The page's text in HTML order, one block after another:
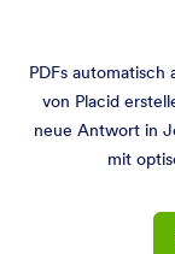
PDFs
von Placid
neue Antwort in
mit